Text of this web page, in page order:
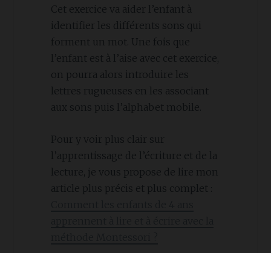
Cet exercice va aider l’enfant à
identifier les différents sons qui
forment un mot. Une fois que
l’enfant est à l’aise avec cet exercice,
on pourra alors introduire les
lettres rugueuses en les associant
aux sons puis l’alphabet mobile.
Pour y voir plus clair sur
l’apprentissage de l’écriture et de la
lecture, je vous propose de lire mon
article plus précis et plus complet :